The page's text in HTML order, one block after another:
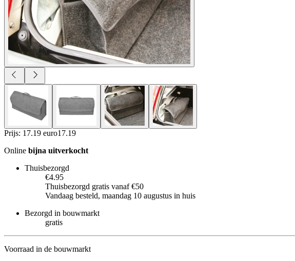
Prijs: 17.19 euro17.19
Online bijna uitverkocht
Thuisbezorgd
€4.95
Thuisbezorgd gratis vanaf €50
Vandaag besteld, maandag 10 augustus in huis
Bezorgd in bouwmarkt
gratis
Voorraad in de bouwmarkt